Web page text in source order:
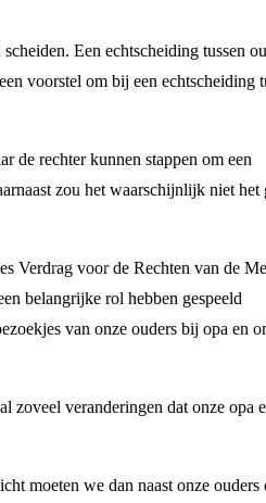
Een echtscheiding tussen
voorstel om bij een echtscheiding
de rechter kunnen stappen om een
zou het waarschijnlijk niet het
Verdrag voor de Rechten van de
belangrijke rol hebben gespeeld
van onze ouders bij opa en
zoveel veranderingen dat onze opa
moeten we dan naast onze ouders